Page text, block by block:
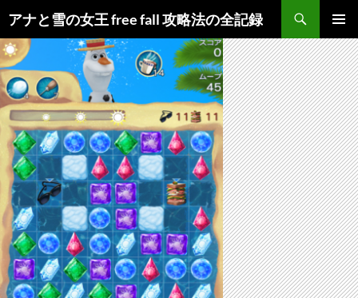
アナと雪の女王 free fall 攻略法の全記録
索
メインメ
ニュー
ン
テ
ン
ツ
へ
ス
キ
ッ
プ